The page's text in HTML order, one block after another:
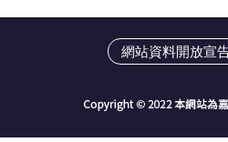
網站資料開放宣